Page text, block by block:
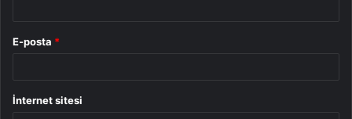
E-posta *
İnternet sitesi